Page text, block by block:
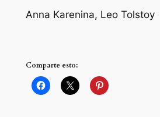
Anna Karenina, Leo Tolstoy
Comparte esto: